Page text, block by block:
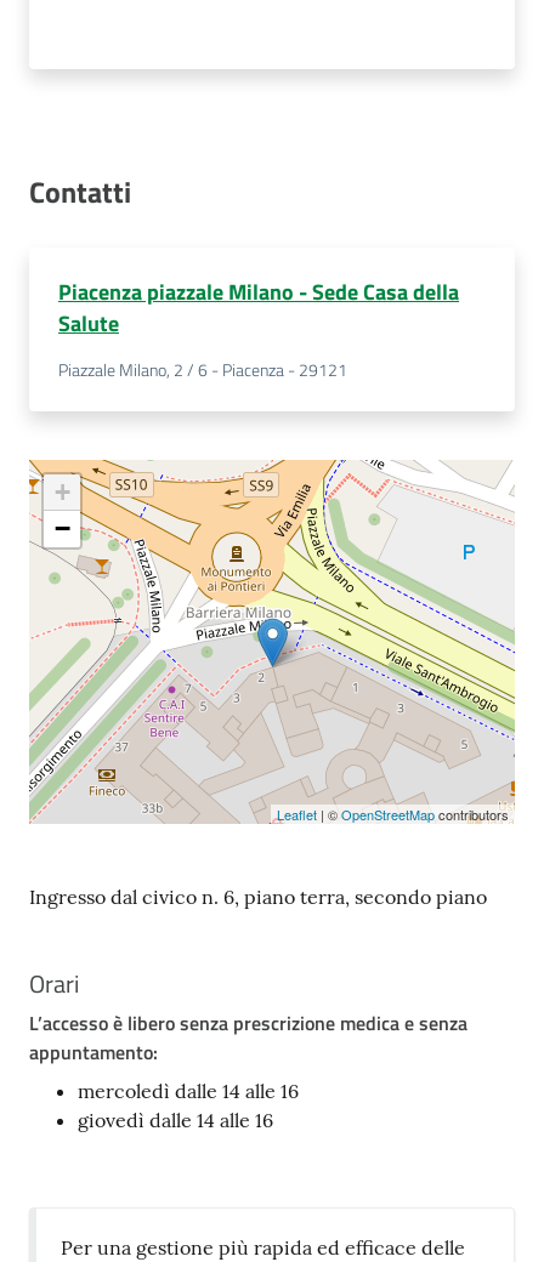
Contatti
Piacenza piazzale Milano - Sede Casa della
Salute
Piazzale Milano, 2 / 6 - Piacenza - 29121
+
−
Leaflet | ©OpenStreetMapcontributors
Ingresso dal civico n. 6, piano terra, secondo piano
Orari
L’accesso è libero senza prescrizione medica e senza
appuntamento:
mercoledì dalle 14 alle 16
giovedì dalle 14 alle 16
Per una gestione più rapida ed efficace delle